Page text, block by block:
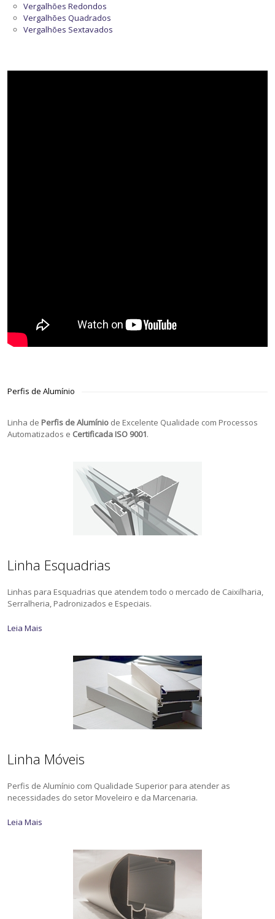
Vergalhões Redondos
Vergalhões Quadrados
Vergalhões Sextavados
Perfis de Alumínio
Linha de Perfis de Alumínio de Excelente Qualidade com Processos
Automatizados e Certificada ISO 9001.
Linha Esquadrias
Linhas para Esquadrias que atendem todo o mercado de Caixilharia,
Serralheria, Padronizados e Especiais.
Leia Mais
Linha Móveis
Perfis de Alumínio com Qualidade Superior para atender as
necessidades do setor Moveleiro e da Marcenaria.
Leia Mais